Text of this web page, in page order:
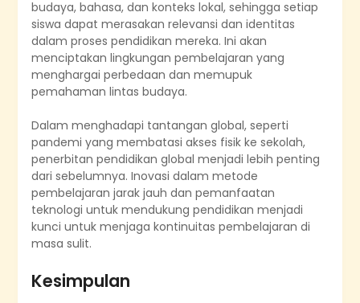
budaya, bahasa, dan konteks lokal, sehingga setiap
siswa dapat merasakan relevansi dan identitas
dalam proses pendidikan mereka. Ini akan
menciptakan lingkungan pembelajaran yang
menghargai perbedaan dan memupuk
pemahaman lintas budaya.
Dalam menghadapi tantangan global, seperti
pandemi yang membatasi akses fisik ke sekolah,
penerbitan pendidikan global menjadi lebih penting
dari sebelumnya. Inovasi dalam metode
pembelajaran jarak jauh dan pemanfaatan
teknologi untuk mendukung pendidikan menjadi
kunci untuk menjaga kontinuitas pembelajaran di
masa sulit.
Kesimpulan